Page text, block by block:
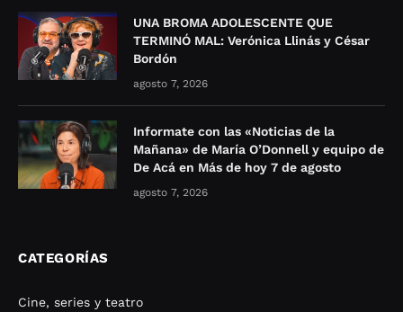
UNA BROMA ADOLESCENTE QUE
TERMINÓ MAL: Verónica Llinás y César
Bordón
agosto 7, 2026
Informate con las «Noticias de la
Mañana» de María O’Donnell y equipo de
De Acá en Más de hoy 7 de agosto
agosto 7, 2026
CATEGORÍAS
Cine, series y teatro